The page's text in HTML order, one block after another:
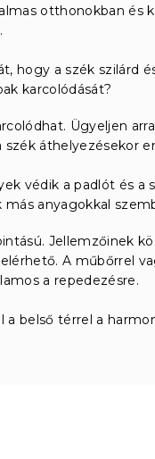
otthonokban és
hogy a szék szilárd
karcolódását?
Ügyeljen
áthelyezésekor
védik a padlót és a
anyagokkal
Jellemzőinek
A műbőrrel
a repedezésre.
a belső térrel a